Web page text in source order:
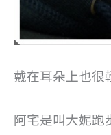
戴在耳朵上也很
阿宅是叫大妮跑